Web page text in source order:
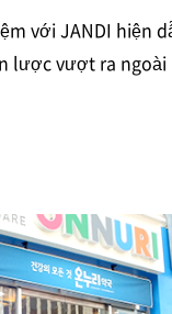
với JANDI hiện
lược vượt ra ngoài